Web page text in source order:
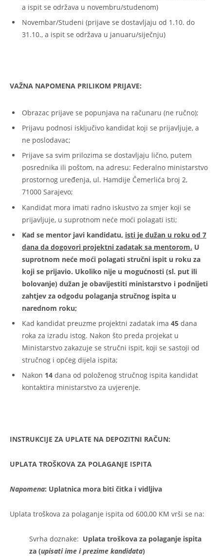
a ispit se održava u novembru/studenom)
Novembar/Studeni (prijave se dostavljaju od 1.10. do
31.10., a ispit se održava u januaru/siječnju)
VAŽNA NAPOMENA PRILIKOM PRIJAVE:
Obrazac prijave se popunjava na računaru (ne ručno);
Prijavu podnosi isključivo kandidat koji se prijavljuje, a
ne poslodavac;
Prijave sa svim prilozima se dostavljaju lično, putem
posrednika ili poštom, na adresu: Federalno ministarstvo
prostornog uređenja, ul. Hamdije Čemerlića broj 2,
71000 Sarajevo;
Kandidat mora imati radno iskustvo za smjer koji se
prijavljuje, u suprotnom neće moći polagati isti;
Kad se mentor javi kandidatu, isti je dužan u roku od 7
dana da dogovori projektni zadatak sa mentorom. U
suprotnom neće moći polagati stručni ispit u roku za
koji se prijavio. Ukoliko nije u mogućnosti (sl. put ili
bolovanje) dužan je obavijestiti ministarstvo i podnijeti
zahtjev za odgodu polaganja stručnog ispita u
narednom roku;
Kad kandidat preuzme projektni zadatak ima 45 dana
roka za izradu istog. Nakon što preda projekat u
Ministarstvo zakazuje se stručni ispit, koji se sastoji od
stručnog i općeg dijela ispita;
Nakon 14 dana od položenog stručnog ispita kandidat
kontaktira ministarstvo za uvjerenje.
INSTRUKCIJE ZA UPLATE NA DEPOZITNI RAČUN:
UPLATA TROŠKOVA ZA POLAGANJE ISPITA
Napomena: Uplatnica mora biti čitka i vidljiva
Uplata troškova za polaganje ispita od 600,00 KM vrši se na:
Svrha doznake: Uplata troškova za polaganje ispita
za (upisati ime i prezime kandidata)